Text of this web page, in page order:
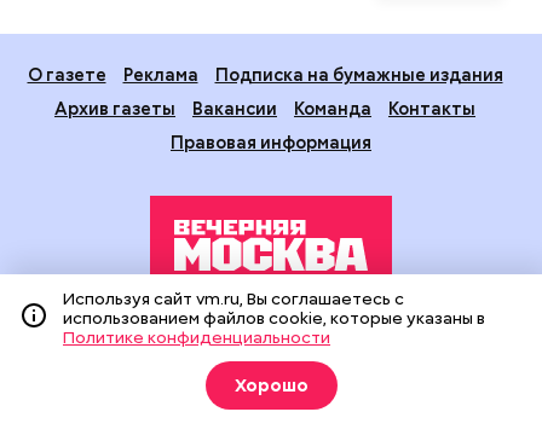
О газете Реклама
Подписка на бумажные издания
Архив газеты
Вакансии Команда
Контакты
Правовая информация
Издание создано при финансовой поддержке Департамента
средств массовой информации и рекламы города Москвы.
На сайте применяются рекомендательные технологии
(информационные технологии предоставления информации
на основе сбора, систематизации и анализа сведений,
Используя сайт vm.ru, Вы соглашаетесь с
использованием файлов cookie, которые указаны в
Политике конфиденциальности
Хорошо